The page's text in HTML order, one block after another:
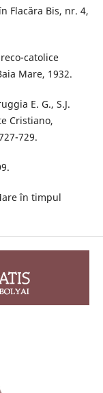
Flacăra Bis, nr. 4,
catolice
Mare, 1932.
E. G., S.J.
Cristiano,
729.
în timpul